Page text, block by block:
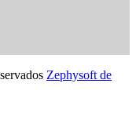
Zephysoft de